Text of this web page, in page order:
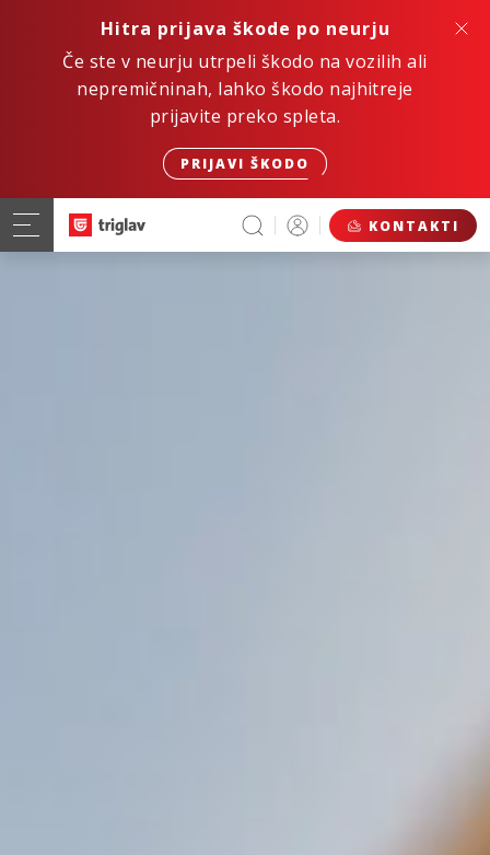
Hitra prijava škode po neurju
Če ste v neurju utrpeli škodo na vozilih ali
nepremičninah, lahko škodo najhitreje
prijavite preko spleta.
PRIJAVI ŠKODO
KONTAKTI